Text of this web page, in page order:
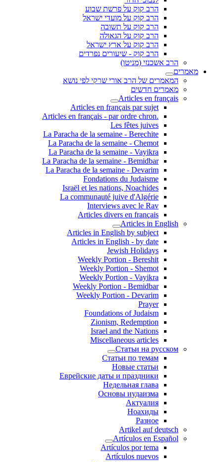
הרב קוק על פרשת שבוע
הרב קוק על מועדי ישראל
הרב קוק על תשובה
הרב קוק על הגאולה
הרב קוק על ארץ ישראל
הרב קוק - שיעורים נפרדים
הרב אשכנזי (מניטו)
מאמרים
המאמרים של הרב אורי שרקי לפי נושא
מאמרים חדשים
Articles en français
Articles en français par sujet
.Articles en français - par ordre chron
Les fêtes juives
La Paracha de la semaine - Berechite
La Paracha de la semaine - Chemot
La Paracha de la semaine - Vayikra
La Paracha de la semaine - Bemidbar
La Paracha de la semaine - Devarim
Fondations du Judaisme
Israël et les nations, Noachides
La communauté juive d'Algérie
Interviews avec le Rav
Articles divers en français
Articles in English
Articles in English by subject
Articles in English - by date
Jewish Holidays
Weekly Portion - Bereshit
Weekly Portion - Shemot
Weekly Portion - Vayikra
Weekly Portion - Bemidbar
Weekly Portion - Devarim
Prayer
Foundations of Judaism
Zionism, Redemption
Israel and the Nations
Miscellaneous articles
Статьи на русском
Статьи по темам
Новые статьи
Еврейские даты и праздники
Недельная глава
Основы иудаизма
Актуалия
Ноахиды
Разное
Artikel auf deutsch
Artículos en Español
Artículos por tema
Artículos nuevos